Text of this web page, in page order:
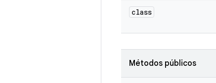
class
Métodos públicos